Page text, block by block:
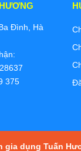
Đình, Hà
375
gia dụng Tuấn